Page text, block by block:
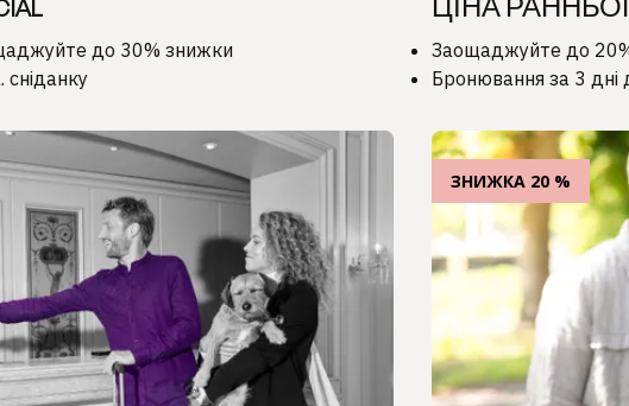
до 30% знижки
сніданку
ЦІНА
Заощаджуйте до
Бронювання за 3 дні
ЗНИЖКА 20 %